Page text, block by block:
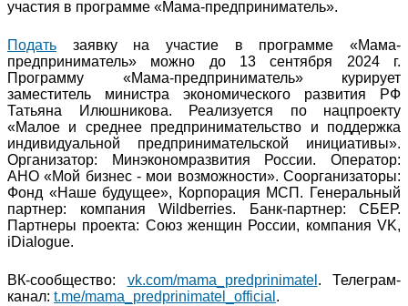
участия в программе «Мама-предприниматель».
Подать заявку на участие в программе «Мама-
предприниматель» можно до 13 сентября 2024 г.
Программу «Мама-предприниматель» курирует
заместитель министра экономического развития РФ
Татьяна Илюшникова. Реализуется по нацпроекту
«Малое и среднее предпринимательство и поддержка
индивидуальной предпринимательской инициативы».
Организатор: Минэкономразвития России. Оператор:
АНО «Мой бизнес - мои возможности». Соорганизаторы:
Фонд «Наше будущее», Корпорация МСП. Генеральный
партнер: компания Wildberries. Банк-партнер: СБЕР.
Партнеры проекта: Союз женщин России, компания VK,
iDialogue.
ВК-сообщество: vk.com/mama_predprinimatel . Телеграм-
канал: t.me/mama_predprinimatel_official .